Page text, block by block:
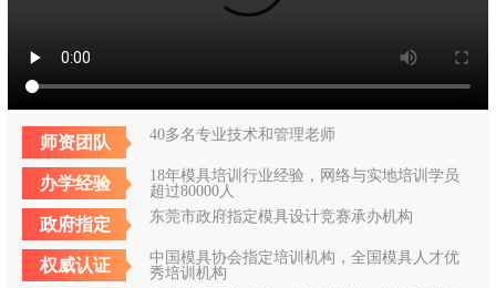
师资团队 40多名专业技术和管理老师
办学经验
18年模具培训行业经验，网络与实地培训学员
超过80000人
政府指定 东莞市政府指定模具设计竞赛承办机构
权威认证
中国模具协会指定培训机构，全国模具人才优
秀培训机构